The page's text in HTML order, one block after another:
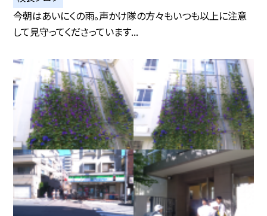
今朝はあいにくの雨。声かけ隊の方々もいつも以上に注意
して見守ってくださっています...